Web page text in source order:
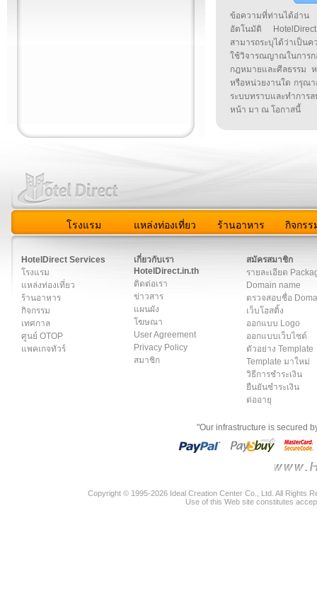
ข้อความที่ท่านได้อ่าน
อัตโนมัติ
สามารถระบุได้ว่าเป็น
ใช้วิจารณญาณในกา
กฎหมายและศีลธรรม
หรือหน่วยงานใด กรุณา
ระบบทราบและทำกา
หน้า มา ณ โอกาสนี้
โรงแรม แหล่งท่องเที่ยว ร้านอาหาร กิจกรร
HotelDirect Services
โรงแรม
แหล่งท่องเที่ยว
ร้านอาหาร
กิจกรรม
เทศกาล
ศูนย์ OTOP
แพคเกจทัวร์
เกี่ยวกับเรา
HotelDirect.in.th
ติดต่อเรา
ข่าวสาร
แผนผัง
โฆษณา
User Agreement
Privacy Policy
สมาชิก
สมัครสมาชิก
รายละเอียด
Domain name
ตรวจสอบชื่อ
เว็บโฮสติ้ง
ออกแบบ Logo
ออกแบบเว็บไซต์
ตัวอย่าง Template
Template มาใหม่
วิธีการชำระเงิน
ยืนยันชำระเงิน
ต่ออายุ
"Our infrastructure is secured
Copyright © 1995-2026 Ideal Creation Center Co., Ltd. All Rights
Use of this Web site constitutes